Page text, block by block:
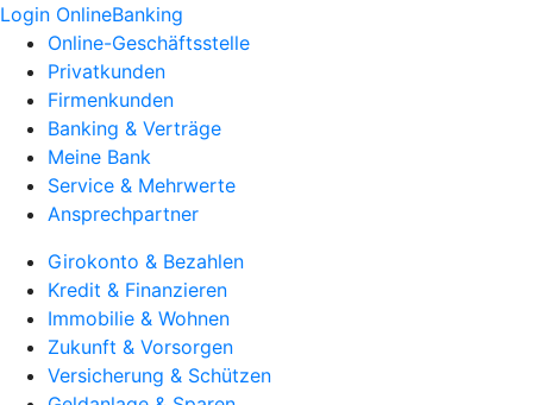
Login OnlineBanking
Online-Geschäftsstelle
Privatkunden
Firmenkunden
Banking & Verträge
Meine Bank
Service & Mehrwerte
Ansprechpartner
Girokonto & Bezahlen
Kredit & Finanzieren
Immobilie & Wohnen
Zukunft & Vorsorgen
Versicherung & Schützen